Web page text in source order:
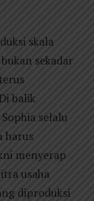
skala
sekadar
balik
selalu
harus
menyerap
usaha
diproduksi